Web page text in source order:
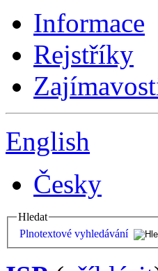
Informace
Rejstříky
English
Česky
Hledat
Plnotextové vyhledávání